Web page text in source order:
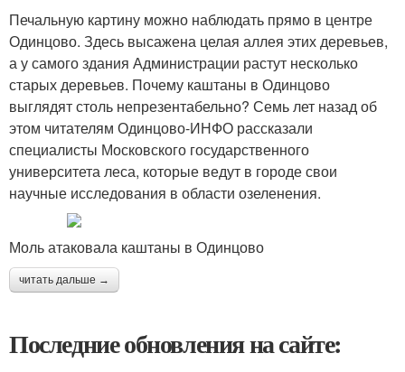
Печальную картину можно наблюдать прямо в центре
Одинцово. Здесь высажена целая аллея этих деревьев,
а у самого здания Администрации растут несколько
старых деревьев. Почему каштаны в Одинцово
выглядят столь непрезентабельно? Семь лет назад об
этом читателям Одинцово-ИНФО рассказали
специалисты Московского государственного
университета леса, которые ведут в городе свои
научные исследования в области озеленения.
Моль атаковала каштаны в Одинцово
читать дальше →
Последние обновления на сайте: